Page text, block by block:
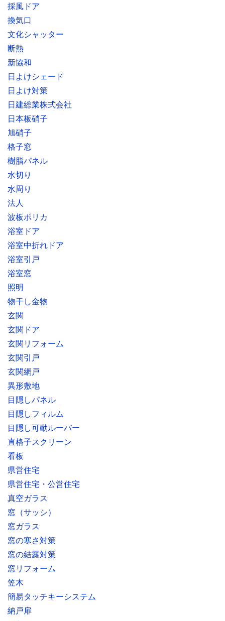
採風ドア
換気口
文化シャッター
断熱
新協和
日よけシェード
日よけ対策
日建総業株式会社
日本板硝子
旭硝子
格子窓
樹脂パネル
水切り
水周り
法人
波板ポリカ
浴室ドア
浴室中折れドア
浴室引戸
浴室窓
照明
物干し金物
玄関
玄関ドア
玄関リフォーム
玄関引戸
玄関網戸
異形敷地
目隠しパネル
目隠しフィルム
目隠し可動ルーバー
直格子スクリーン
看板
県営住宅
県営住宅・公営住宅
真空ガラス
窓（サッシ）
窓ガラス
窓の寒さ対策
窓の結露対策
窓リフォーム
笠木
簡易タッチキーシステム
納戸扉